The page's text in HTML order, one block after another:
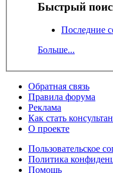
Быстрый
Последние
Больше...
Обратная связь
Правила форума
Реклама
Как стать
О проекте
Пользовательское
Политика
Помощь